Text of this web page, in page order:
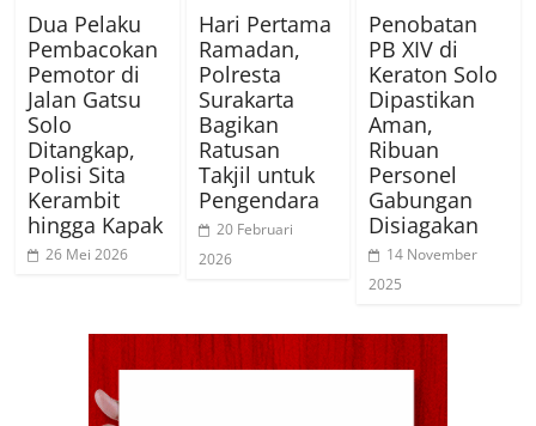
Dua Pelaku
Pembacokan
Pemotor di
Jalan Gatsu
Solo
Ditangkap,
Polisi Sita
Kerambit
hingga Kapak
26 Mei 2026
Hari Pertama
Ramadan,
Polresta
Surakarta
Bagikan
Ratusan
Takjil untuk
Pengendara
20 Februari
2026
Penobatan
PB XIV di
Keraton Solo
Dipastikan
Aman,
Ribuan
Personel
Gabungan
Disiagakan
14 November
2025